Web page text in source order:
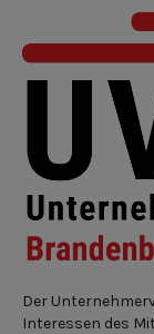
Der
Interessen des